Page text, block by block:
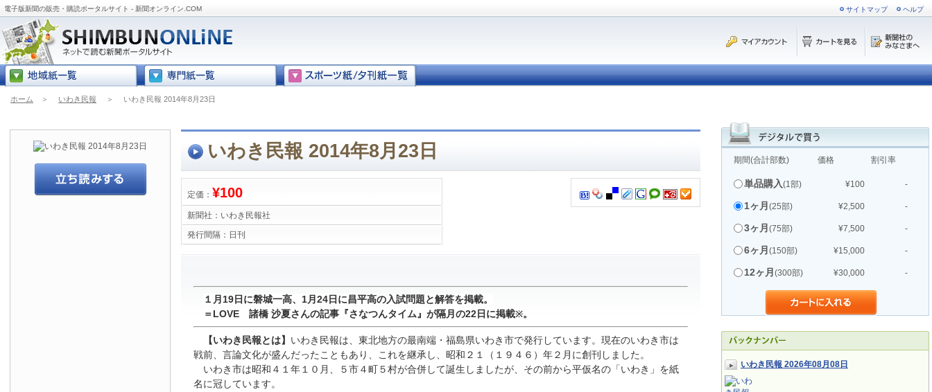
電子版新聞の販売・購読ポータルサイト - 新聞オンライン.COM サイトマップ ヘルプ
ホーム ＞ いわき民報 ＞ いわき民報 2014年8月23日
期間(合計部数) 価格 割引率
単品購入(1部) ¥100 -
1ヶ月 (25部) ¥2,500 -
3ヶ月 (75部) ¥7,500 -
6ヶ月 (150部) ¥15,000 -
12ヶ月 (300部) ¥30,000 -
いわき民報 2026年08月08日
いわき民報 2014年8月23日
定価： ¥100
新聞社： いわき民報社
発行間隔： 日刊
１月19日に磐城一高、1月24日に昌平高の入試問題と解答を掲載。
＝LOVE 諸橋 沙夏さんの記事『さなつんタイム』が隔月の22日に掲載※。
【いわき民報とは】 いわき民報は、東北地方の最南端・福島県いわき市で発行しています。現在のいわき市は
戦前、言論文化が盛んだったこともあり、これを継承し、昭和２１（１９４６）年２月に創刊しました。
いわき市は昭和４１年１０月、５市４町５村が合併して誕生しましたが、その前から平仮名の「いわき」を紙
名に冠しています。